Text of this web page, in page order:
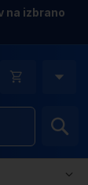
na izbrano